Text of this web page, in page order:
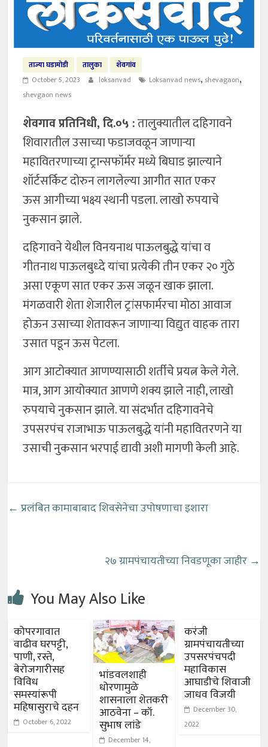
ताज्या घडामोडी तालुका
शेवगांव
October 5, 2023
loksanvad Loksanvad news, shevagaon,
shevgaon news
शेवगाव प्रतिनिधी, दि.०५ :तालुक्यातील दहिगावने
शिवारातील उसाच्या फडाजवळून जाणाऱ्या
महावितरणाच्या ट्रान्सफॉर्मर मध्ये बिघाड झाल्याने
शॉर्टसर्किट दोरुन लागलेल्या आगीत सात एकर
ऊस आगीच्या भक्ष्य स्थानी पडला. लाखो रुपयाचे
नुकसान झाले.
दहिगावने येथील विनयनाथ पाऊलबुद्धे यांचा व
गीतनाथ पाऊलबुध्दे यांचा प्रत्येकी तीन एकर २० गुंठे
असा एकूण सात एकर ऊस जळून खाक झाला.
मंगळवारी शेता शेजारील ट्रांसफार्मरचा मोठा आवाज
होऊन उसाच्या शेतावरून जाणाऱ्या विद्युत वाहक तारा
उसात पडून ऊस पेटला.
आग आटोक्यात आणण्यासाठी शर्तीचे प्रयत्न केले गेले.
मात्र, आग आयोक्यात आणणे शक्य झाले नाही, लाखो
रुपयाचे नुकसान झाले. या संदर्भात दहिगावनेचे
उपसरपंच राजाभाऊ पाऊलबुद्धे यांनी महावितरणने या
उसाची नुकसान भरपाई द्यावी अशी मागणी केली आहे.
← प्रलंबित कामाबाबाद शिवसेनेचा उपोषणाचा इशारा
२७ ग्रामपंचायतीच्या निवडणूका जाहीर →
You May Also Like
कोपरगावात
वाढीव घरपट्टी,
पाणी, रस्ते,
बेरोजगारीसह
विविध
समस्यांरूपी
महिषासुराचे दहन
October 6, 2022
भांडवलशाही
धोरणामुळे
शासनाला शेतकरी
आठवेना – कॉ.
सुभाष लांडे
December 14,
करंजी
ग्रामपंचायतीच्या
उपसरपंचपदी
महाविकास
आघाडीचे शिवाजी
जाधव विजयी
December 30,
2022